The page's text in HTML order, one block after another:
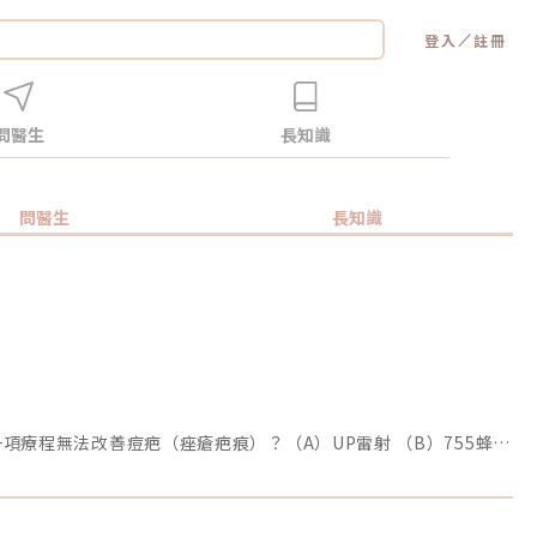
登入 ／註冊
醫生 長知識
問醫生 長知識
【本週考題】1. 以下哪2項醫美療程被譽為「童顏針」、「少女針」？（A）洢蓮絲 (B）薇貝拉 （C）艾麗斯 （D）4D舒顏萃2.下列哪一項療程無法改善痘疤（痤瘡疤痕）？（A）UP雷射 （B）755蜂巢皮秒 （C）得美微針 （D）鳳凰電波3. 擁有真空專利水渦流技術，並搭配3種探頭，能改善粉刺、深層清潔毛孔、去除老廢角質，最後再施以精華導入。請問是哪一項臉部清潔保養的療程？（A）Wishpro唯施葆 （B）海菲秀 （C）二代水光槍 （D）得美微針筆4. 來自英國大廠BTL，結合「微針」與「電波」的優勢，並有電波界「愛馬仕」之稱的是哪一項療程名稱？（A）Q+音波 (B）翡翠電波 (C）女王電波 （D）時空E電波5. 以下哪2項是皮秒雷射的主要用途？（A）改善色素斑 （B）淡化痘疤 (C ）緊緻拉堤 （D）打造輪廓線【本週活動時間】9/2（一）AM09:00 - 9/8（日） PM23:59【活動獎勵】《LINE POINTS 50點》抽10名會員【活動方式】1.活動期間每週一AM09:00將在活動討論區釋出5道醫美問題。2.於每週日23:59回覆截止，經核對皆符合活動規範，將於次週一抽出得獎者、發放獎勵。3.若經查詢發佈無意義的回文，則喪失抽獎、獲獎資格。例如：非主題回覆、未完整回覆等。4.每位會員在當週僅限參與問答乙次。5.若當週獲獎的會員帳號，次週仍可參與問答和抽獎。6.連續4週皆有參與問答者，不論答案是否正確，皆可參加抽「LINE POINTS 100點」。7.每週一會於對應的活動討論區最下方公布得獎會員，請獲獎者務必加入「醫美圈圈官方LINE」以利獎勵發放。【回文範例】1.近期李英愛代言的醫美療程名稱？（A）Z音波（B）十倍電波 （C）精靈電波2.BTL EMFACE中文療程名稱？（A）菲斯波（B）時空E電波3.EMBODY其中療程效果是減脂嗎？（A）是 （B）否4.有小鳳凰之稱的是什麼？（A）玩美電波（B）索夫波 （C）翡翠電波5.玩美電波是由哪位藝人代言？（A）小S （B）隋棠（C）梁詠琪回文範例：Z音波，菲斯波，是，玩美電波，小S※請依照上述回覆格式，以避免混亂。第三週的正確答案如下：洢蓮絲、4D舒顏萃，鳳凰電波，海菲秀，時空E電波，改善色素斑、淡化痘疤